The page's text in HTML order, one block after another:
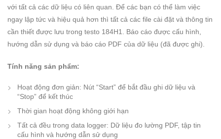
với tất cả các dữ liệu có liên quan. Để các bạn có thể làm việc
ngay lập tức và hiệu quả hơn thì tất cả các file cài đặt và thông tin
cần thiết được lưu trong testo 184H1. Báo cáo được cấu hình,
hướng dẫn sử dụng và báo cáo PDF của dữ liệu (đã được ghi).
Tính năng sản phẩm:
Hoạt động đơn giản: Nút “Start” để bắt đầu ghi dữ liệu và
“Stop” để kết thúc
Thời gian hoạt động không giới hạn
Tất cả đều trong data logger: Dữ liệu đo lường PDF, tập tin
cấu hình và hướng dẫn sử dụng